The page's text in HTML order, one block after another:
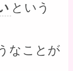
という
なことが